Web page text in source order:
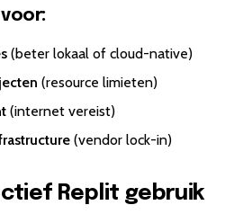
(beter lokaal of cloud-native)
(resource limieten)
(internet vereist)
(vendor lock-in)
Replit gebruik